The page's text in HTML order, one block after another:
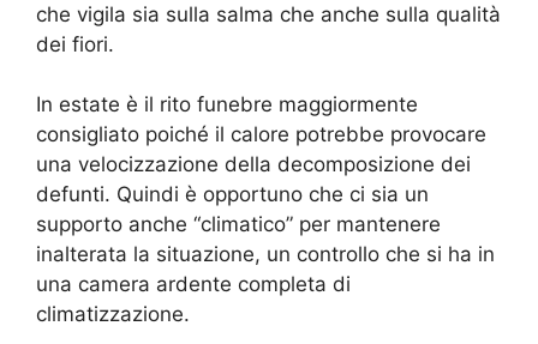
che vigila sia sulla salma che anche sulla qualità
dei fiori.
In estate è il rito funebre maggiormente
consigliato poiché il calore potrebbe provocare
una velocizzazione della decomposizione dei
defunti. Quindi è opportuno che ci sia un
supporto anche “climatico” per mantenere
inalterata la situazione, un controllo che si ha in
una camera ardente completa di
climatizzazione.